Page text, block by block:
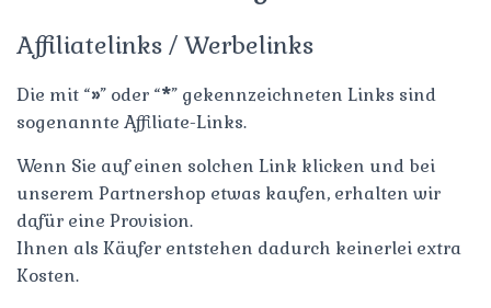
Affiliatelinks / Werbelinks
Die mit “»” oder “*” gekennzeichneten Links sind
sogenannte Affiliate-Links.
Wenn Sie auf einen solchen Link klicken und bei
unserem Partnershop etwas kaufen, erhalten wir
dafür eine Provision.
Ihnen als Käufer entstehen dadurch keinerlei extra
Kosten.